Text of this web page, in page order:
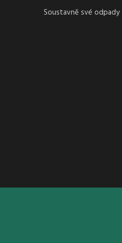
Soustavně své